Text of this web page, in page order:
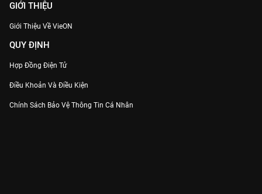
GIỚI THIỆU
Giới Thiệu Về VieON
QUY ĐỊNH
Hợp Đồng Điện Tử
Điều Khoản Và Điều Kiện
Chính Sách Bảo Vệ Thông Tin Cá Nhân